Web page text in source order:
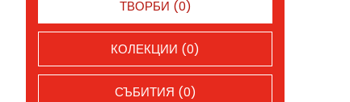
ТВОРБИ (0)
КОЛЕКЦИИ (0)
СЪБИТИЯ (0)